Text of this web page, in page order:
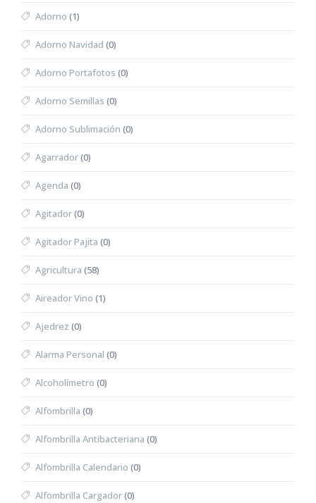
Adorno (1)
Adorno Navidad (0)
Adorno Portafotos (0)
Adorno Semillas (0)
Adorno Sublimación (0)
Agarrador(0)
Agenda (0)
Agitador(0)
Agitador Pajita (0)
Agricultura (58)
Aireador Vino (1)
Ajedrez (0)
Alarma Personal (0)
Alcoholímetro (0)
Alfombrilla (0)
Alfombrilla Antibacteriana (0)
Alfombrilla Calendario (0)
Alfombrilla Cargador(0)